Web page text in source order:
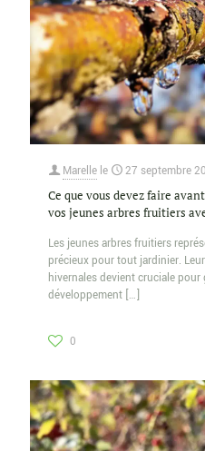
Marelle le 27 septembre
Ce que vous devez faire
vos jeunes arbres fruitiers
Les jeunes arbres fruitiers
précieux pour tout jardinier.
hivernales devient cruciale
développement […]
0